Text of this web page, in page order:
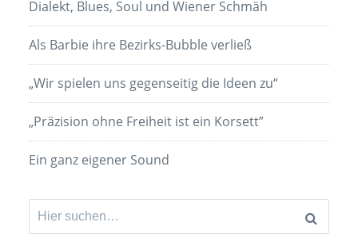
Dialekt, Blues, Soul und Wiener Schmäh
Als Barbie ihre Bezirks-Bubble verließ
„Wir spielen uns gegenseitig die Ideen zu“
„Präzision ohne Freiheit ist ein Korsett”
Ein ganz eigener Sound
Suchen
nach: